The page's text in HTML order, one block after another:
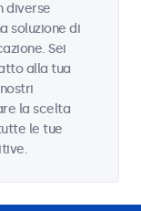
diverse
soluzione di
Sei
alla tua
la scelta
le tue